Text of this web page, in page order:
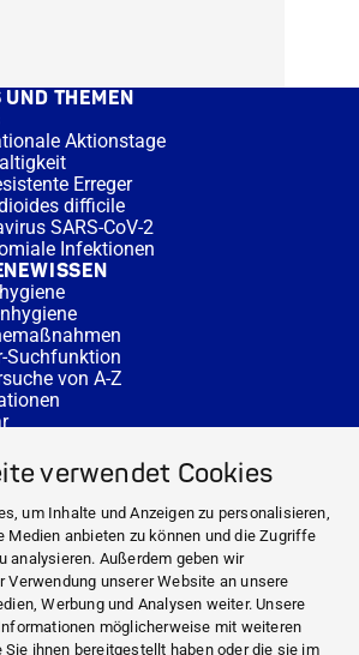
verwendet Cookies
um Inhalte und Anzeigen zu personalisieren,
Medien anbieten zu können und die Zugriffe
analysieren. Außerdem geben wir
Verwendung unserer Website an unsere
Werbung und Analysen weiter. Unsere
möglicherweise mit weiteren
Sie ihnen bereitgestellt haben oder die sie im
UND THEMEN
Aktionstage
Erreger
difficile
SARS-CoV-2
Infektionen
Suchfunktion
von A-Z
Rechner
Links
UND THEMEN